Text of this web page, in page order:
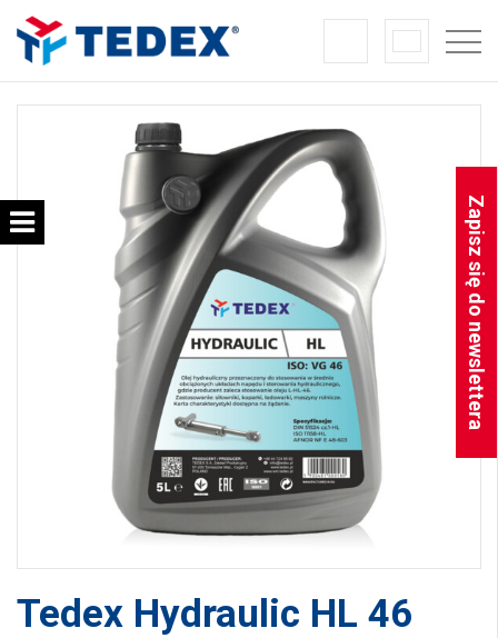
Zapisz się do newslettera
Tedex Hydraulic HL 46